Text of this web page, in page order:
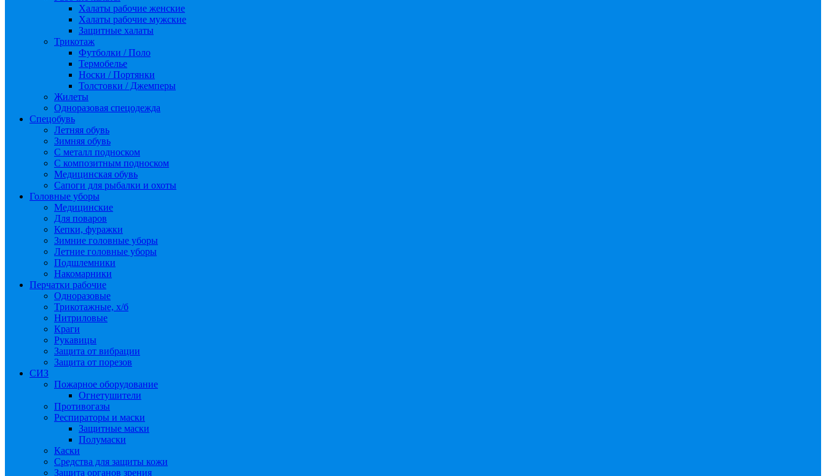
Халаты рабочие женские
Халаты рабочие мужские
Защитные халаты
Трикотаж
Футболки / Поло
Термобелье
Носки / Портянки
Толстовки / Джемперы
Жилеты
Одноразовая спецодежда
Спецобувь
Летняя обувь
Зимняя обувь
С металл подноском
С композитным подноском
Медицинская обувь
Сапоги для рыбалки и охоты
Головные уборы
Медицинские
Для поваров
Кепки, фуражки
Зимние головные уборы
Летние головные уборы
Подшлемники
Накомарники
Перчатки рабочие
Одноразовые
Трикотажные, х/б
Нитриловые
Краги
Рукавицы
Защита от вибрации
Защита от порезов
СИЗ
Пожарное оборудование
Огнетушители
Противогазы
Респираторы и маски
Защитные маски
Полумаски
Каски
Средства для защиты кожи
Защита органов зрения